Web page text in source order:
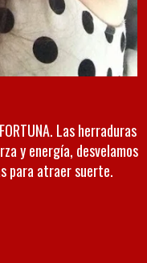
Las herraduras
y energía, desvelamos
para atraer suerte.